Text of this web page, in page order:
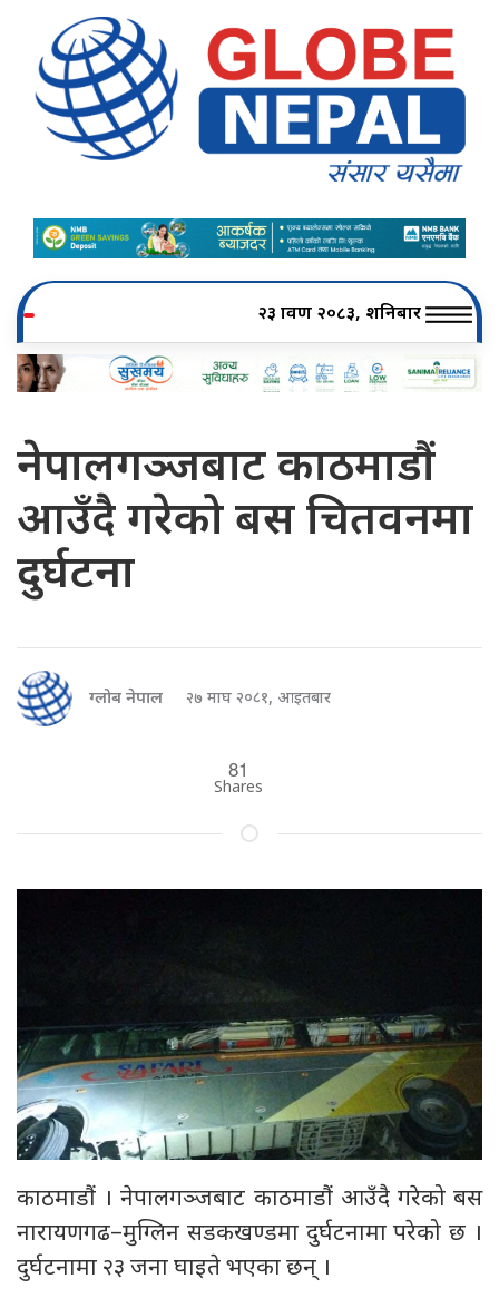
२३ श्रावण २०८३, शनिबार
नेपालगञ्जबाट काठमाडौं
आउँदै गरेको बस चितवनमा
दुर्घटना
ग्लोब नेपाल २७ माघ २०८१, आइतबार
81
Shares
काठमाडौं । नेपालगञ्जबाट काठमाडौं आउँदै गरेको बस
नारायणगढ–मुग्लिन सडकखण्डमा दुर्घटनामा परेको छ ।
दुर्घटनामा २३ जना घाइते भएका छन् ।